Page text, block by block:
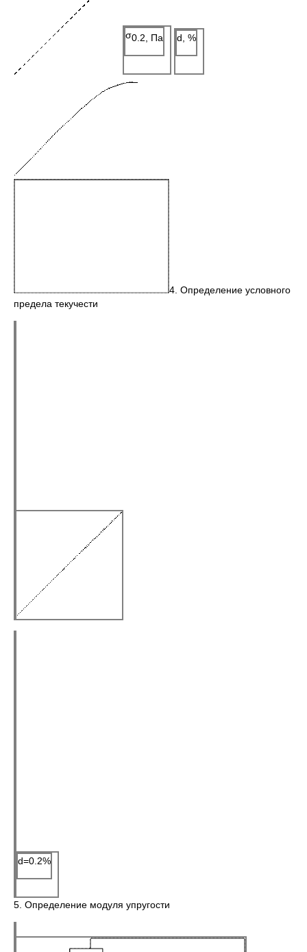
σ0.2, Па d, %
4. Определение условного
предела текучести
d=0.2%
5. Определение модуля упругости